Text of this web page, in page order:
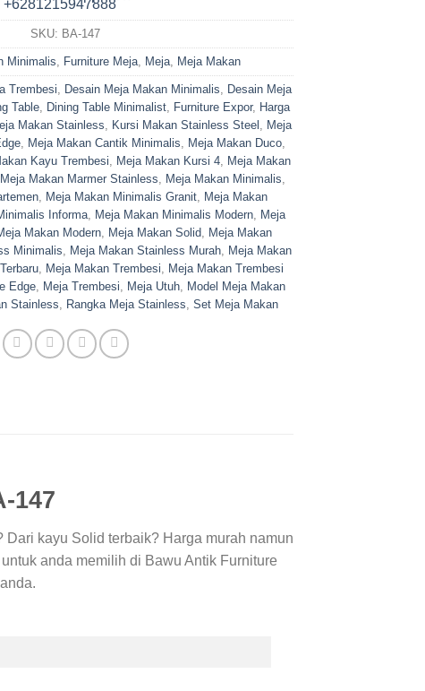
SKU: BA-147
Minimalis Furniture Meja Meja Meja Makan
Trembesi Desain Meja Makan Minimalis
Desain Meja
Table, Dining Table Minimalist, Furniture Expor, Harga
Makan Stainless Kursi Makan Stainless Steel
Meja
, Meja Makan Cantik Minimalis Meja Makan Duco,
Kayu Trembesi Meja Makan Kursi 4, Meja Makan
Meja Makan Marmer Stainless Meja Makan Minimalis
Meja Makan Minimalis Granit Meja Makan
Informa, Meja Makan Minimalis Modern, Meja
Makan Modern Meja Makan Solid Meja Makan
Minimalis Meja Makan Stainless Murah Meja Makan
Meja Makan Trembesi
Meja Makan Trembesi
Edge, Meja Trembesi Meja Utuh, Model Meja Makan
Stainless Rangka Meja Stainless Set Meja Makan
147
kayu Solid terbaik? Harga murah namun
anda memilih di Bawu Antik Furniture